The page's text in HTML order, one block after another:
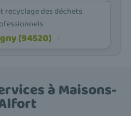
recyclage des déchets
(94520)
à Maisons-